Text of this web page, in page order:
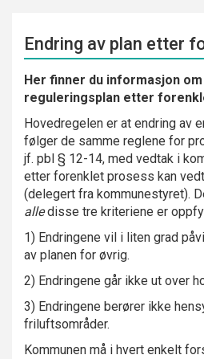
Endring av plan etter
Her finner du informasjon
reguleringsplan etter
Hovedregelen er at endring av
følger de samme reglene for
jf. pbl § 12-14, med vedtak i
etter forenklet prosess kan
(delegert fra kommunestyret).
alledisse tre kriteriene er
1) Endringene vil i liten grad
av planen for øvrig.
2) Endringene går ikke ut over
3) Endringene berører ikke
friluftsområder.
Kommunen må i hvert enkelt